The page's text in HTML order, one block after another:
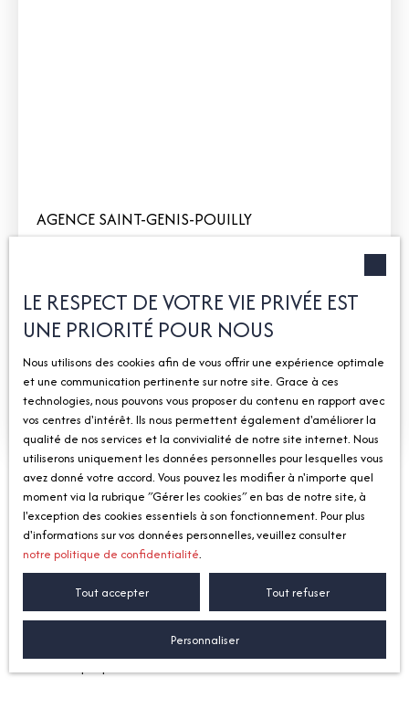
AGENCE SAINT-GENIS-POUILLY
+33 4 50 42 60 01
Envoyer un e-mail
S'y rendre
En savoir +
Nos agencespar secteur
Lorem ipsum dolor sit amet, consectetur adipiscing elit.
In dui ex, fringilla eu velit vitae, fringilla eleifend sem.
Aliquam aliquam ante orci, a mattis ex facilisis et.
LE RESPECT DE VOTRE VIE PRIVÉE EST
UNE PRIORITÉ POUR NOUS
Nous utilisons des cookies afin de vous offrir une expérience optimale
et une communication pertinente sur notre site. Grace à ces
technologies, nous pouvons vous proposer du contenu en rapport avec
vos centres d'intérêt. Ils nous permettent également d'améliorer la
qualité de nos services et la convivialité de notre site internet. Nous
utiliserons uniquement les données personnelles pour lesquelles vous
avez donné votre accord. Vous pouvez les modifier à n'importe quel
moment via la rubrique ″Gérer les cookies″ en bas de notre site, à
l'exception des cookies essentiels à son fonctionnement. Pour plus
d'informations sur vos données personnelles, veuillez consulter
notre politique de confidentialité.
Tout accepter Tout refuser
Personnaliser